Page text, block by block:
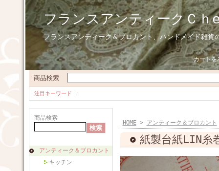
フランスアンティークＣｈ
フランスアンティーク＆ブロカント、ハンドメイド雑貨
カートを
商品検索
注目キーワード
商品検索
アンティーク＆ブロカント
キッチン
HOME> アンティーク＆ブロカント
紙製台紙LIN糸